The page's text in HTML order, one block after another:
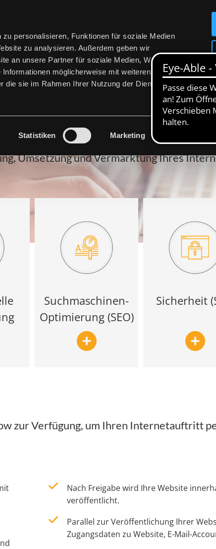
personalisieren, Funktionen für soziale Medien
zu analysieren. Außerdem geben wir
an unsere Partner für soziale Medien, Werbung
möglicherweise mit weiteren Daten
sie im Rahmen Ihrer Nutzung der Dienste
Statistiken Marketing
SMARTSHOP GOOGLE ADS
erfolgreiche
Umsetzung und Vermarktung Ihres
Suchmaschinen-
Optimierung (SEO)
Sicherheit
zur Verfügung, um Ihren Internetauftritt
Nach Freigabe wird Ihre Website
veröffentlicht.
Parallel zur Veröffentlichung Ihrer
Zugangsdaten zu Website, E-Mail-